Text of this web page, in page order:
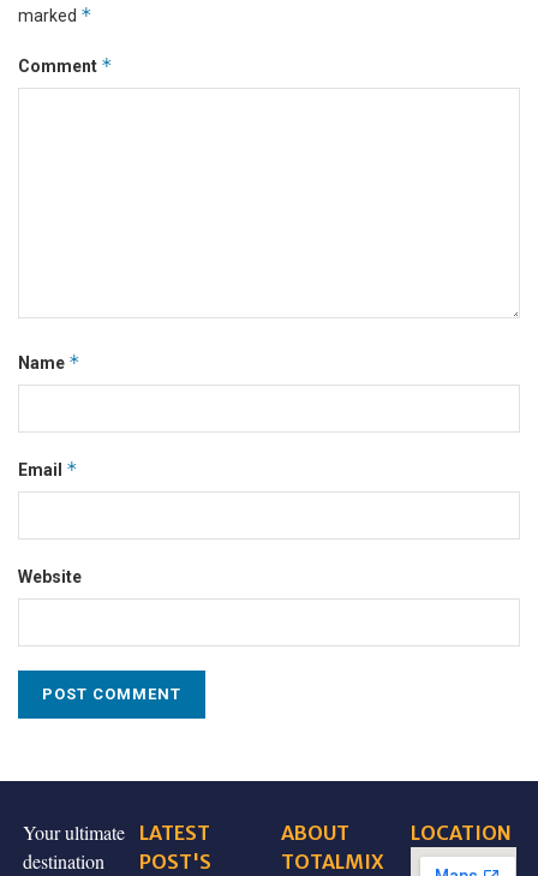
marked *
Comment *
Name *
Email *
Website
Your ultimate
destination
LATEST
POST'S
ABOUT
TOTALMIX
LOCATION